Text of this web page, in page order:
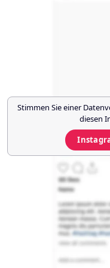
Stimmen Sie einer
diesen